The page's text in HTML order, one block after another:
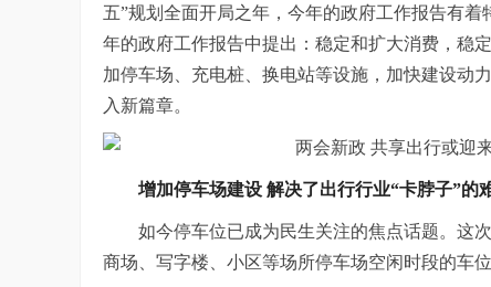
五”规划全面开局之年，今年的政府工作报告有
年的政府工作报告中提出：稳定和扩大消费，稳
加停车场、充电桩、换电站等设施，加快建设动
入新篇章。
增加停车场建设 解决了出行行业“卡脖子”的
如今停车位已成为民生关注的焦点话题。这
商场、写字楼、小区等场所停车场空闲时段的车